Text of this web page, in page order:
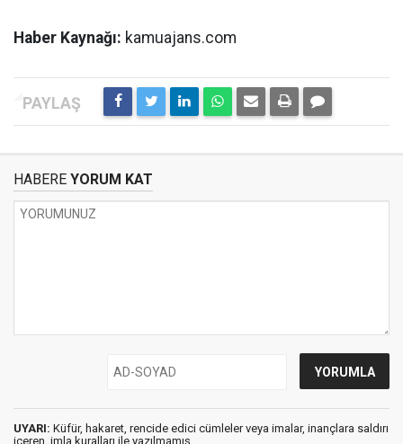
Haber Kaynağı: kamuajans.com
HABERE YORUM KAT
UYARI: Küfür, hakaret, rencide edici cümleler veya imalar, inançlara saldırı
içeren, imla kuralları ile yazılmamış,